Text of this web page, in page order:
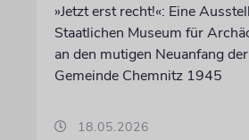
»Jetzt erst recht!«: Eine
Staatlichen Museum für
an den mutigen Neuanfang
Gemeinde Chemnitz 1945
18.05.2026